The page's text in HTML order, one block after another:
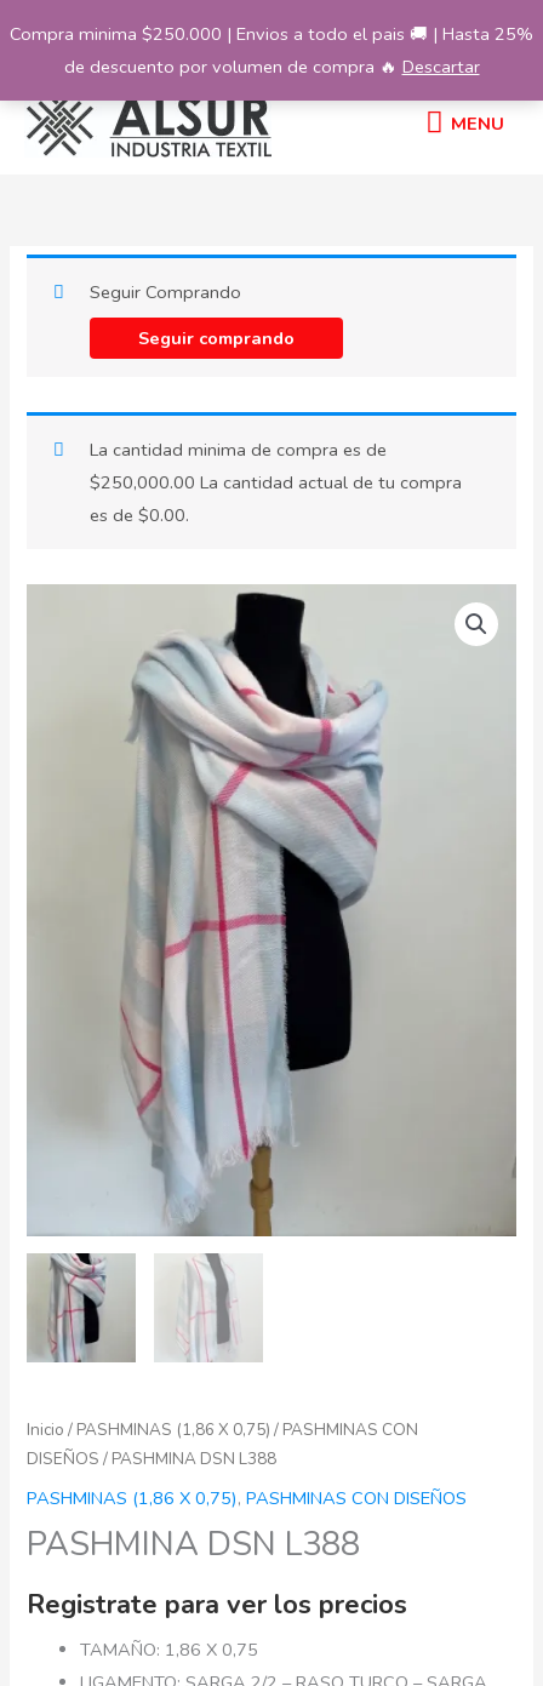
Compra minima $250.000 | Envios a todo el pais 🚚 | Hasta 25%
de descuento por volumen de compra 🔥 Descartar
contenido
MENU
MENU
Seguir comprando
Seguir Comprando
La cantidad minima de compra es de
$250,000.00 La cantidad actual de tu compra
es de $0.00.
Inicio / PASHMINAS (1,86 X 0,75) / PASHMINAS CON
DISEÑOS / PASHMINA DSN L388
PASHMINAS (1,86 X 0,75),PASHMINAS CON DISEÑOS
PASHMINA DSN L388
Registrate para ver los precios
TAMAÑO: 1,86 X 0,75